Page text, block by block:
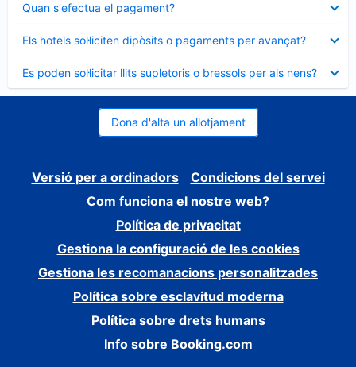
Quan s'efectua el pagament?
tancat
Els hotels sol·liciten dipòsits o pagaments per avançat?
tancat
Es poden sol·licitar llits supletoris o bressols per als nens?
tancat
Dona d'alta un allotjament
Versió per a ordinadors
Condicions del servei
Com funciona el nostre web?
Política de privacitat
Gestiona la configuració de les cookies
Gestiona les recomanacions personalitzades
Política sobre esclavitud moderna
Política sobre drets humans
Info sobre Booking.com